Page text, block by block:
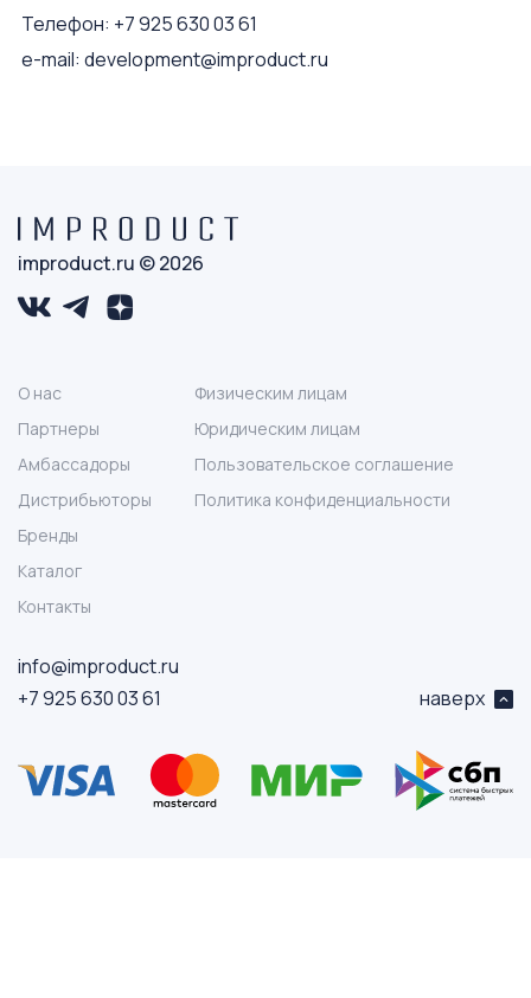
Телефон: +7 925 630 03 61
e-mail: development@improduct.ru
improduct.ru © 2026
О нас
Партнеры
Амбассадоры
Дистрибьюторы
Бренды
Каталог
Контакты
Физическим лицам
Юридическим лицам
Пользовательское соглашение
Политика конфиденциальности
info@improduct.ru
+7 925 630 03 61
наверх